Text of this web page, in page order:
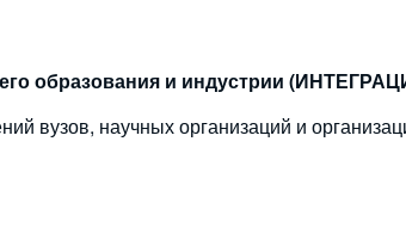
образования и индустрии
вузов, научных организаций и